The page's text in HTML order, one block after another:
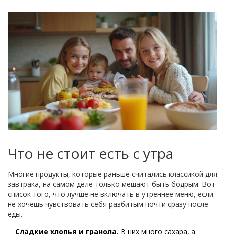
Что не стоит есть с утра
Многие продукты, которые раньше считались классикой для
завтрака, на самом деле только мешают быть бодрым. Вот
список того, что лучше не включать в утреннее меню, если
не хочешь чувствовать себя разбитым почти сразу после
еды.
Сладкие хлопья и гранола. В них много сахара, а